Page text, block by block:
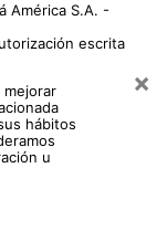
América S.A. -
escrita
hábitos
u
×